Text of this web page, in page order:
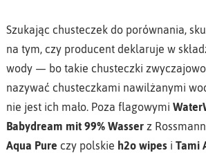
Szukając chusteczek do porównania,
na tym, czy producent deklaruje w
wody — bo takie chusteczki zwyczajowo
nazywać chusteczkami nawilżanymi
nie jest ich mało. Poza flagowymi
Babydream mit 99% Wasserz
Aqua Pure czy polskie h2o wipesi Tami